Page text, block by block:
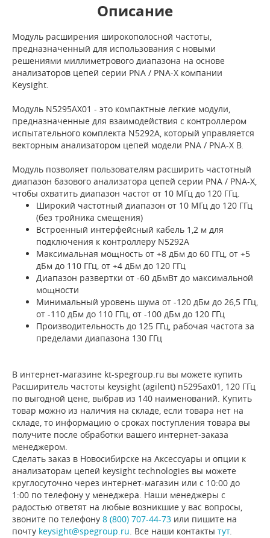
Описание
Модуль расширения широкополосной частоты,
предназначенный для использования с новыми
решениями миллиметрового диапазона на основе
анализаторов цепей серии PNA / PNA-X компании
Keysight.
Модуль N5295AX01 - это компактные легкие модули,
предназначенные для взаимодействия с контроллером
испытательного комплекта N5292A, который управляется
векторным анализатором цепей модели PNA / PNA-X B.
Модуль позволяет пользователям расширить частотный
диапазон базового анализатора цепей серии PNA / PNA-X,
чтобы охватить диапазон частот от 10 МГц до 120 ГГц.
Широкий частотный диапазон от 10 МГц до 120 ГГц
(без тройника смещения)
Встроенный интерфейсный кабель 1,2 м для
подключения к контроллеру N5292A
Максимальная мощность от +8 дБм до 60 ГГц, от +5
дБм до 110 ГГц, от +4 дБм до 120 ГГц
Диапазон развертки от -60 дБмВт до максимальной
мощности
Минимальный уровень шума от -120 дБм до 26,5 ГГц,
от -110 дБм до 110 ГГц, от -100 дБм до 120 ГГц
Производительность до 125 ГГц, рабочая частота за
пределами диапазона 130 ГГц
В интернет-магазине kt-spegroup.ru вы можете купить
Расширитель частоты keysight (agilent) n5295ax01, 120 ГГц
по выгодной цене, выбрав из 140 наименований. Купить
товар можно из наличия на складе, если товара нет на
складе, то информацию о сроках поступления товара вы
получите после обработки вашего интернет-заказа
менеджером.
Сделать заказ в Новосибирске на Аксессуары и опции к
анализаторам цепей keysight technologies вы можете
круглосуточно через интернет-магазин или с 10:00 до
1:00 по телефону у менеджера. Наши менеджеры с
радостью ответят на любые возникшие у вас вопросы,
звоните по телефону 8 (800) 707-44-73 или пишите на
почту keysight@spegroup.ru. Все наши контакты тут.